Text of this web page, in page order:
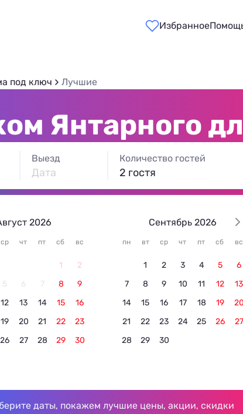
Избранное
под ключ Лучшие
Янтарного
Выезд
Дата
2026
ср чт пт сб вс
1
2
5 6 7 8
9
12 13 14 15
16
19 20 21 22
23
26 27 28 29
30
Сентябрь 2026
пн вт ср чт пт сб вс
1 2 3 4 5
6
7
8 9 10 11 12
13
14
15 16 17 18 19
20
21
22 23 24 25 26
27
28
29 30
даты, покажем лучшие цены, акции, скидки
Количество гостей
2 гостя
в Янтарном
6
дома Янтарного 2026 - цены без посредников,
на сайте. Лучшие дома целиком в Янтарном -
белья и трансфером (бесплатно).
Янтарный, Синявино, Центральная улица, 16А
До моря - 890 м • До центра - 3,1 км